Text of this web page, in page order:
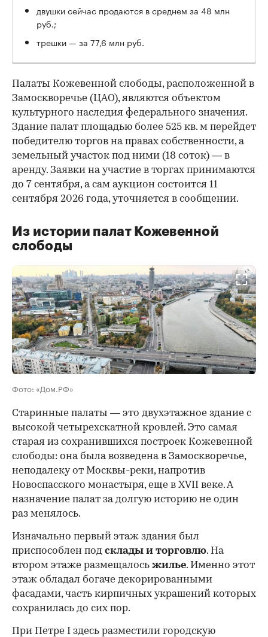
двушки сейчас продаются в среднем за 48 млн
руб.;
трешки — за 77,6 млн руб.
Палаты Кожевенной слободы, расположенной в
Замоскворечье (ЦАО), являются объектом
культурного наследия федерального значения.
Здание палат площадью более 525 кв. м перейдет
победителю торгов на правах собственности, а
земельный участок под ними (18 соток) — в
аренду. Заявки на участие в торгах принимаются
до 7 сентября, а сам аукцион состоится 11
сентября 2026 года, уточняется в сообщении.
00:00 / 00:00
Из истории палат Кожевенной
слободы
Фото: «Дом.РФ»
Старинные палаты — это двухэтажное здание с
высокой четырехскатной кровлей. Это самая
старая из сохранившихся построек Кожевенной
слободы: она была возведена в Замоскворечье,
неподалеку от Москвы-реки, напротив
Новоспасского монастыря, еще в XVII веке. А
назначение палат за долгую историю не один
раз менялось.
Изначально первый этаж здания был
приспособлен под склады и торговлю. На
втором этаже размещалось жилье. Именно этот
этаж обладал богаче декорированными
фасадами, часть кирпичных украшений которых
сохранилась до сих пор.
При Петре I здесь разместили городскую